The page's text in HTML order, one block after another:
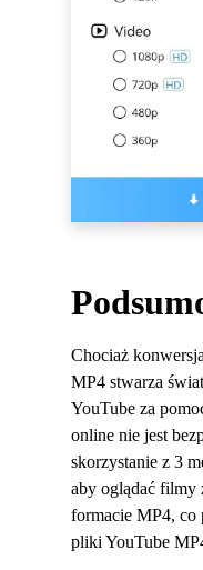
Chociaż
MP4 stwarza
YouTube za
online nie jest
skorzystanie z 3
aby oglądać
formacie MP4, co
pliki YouTube